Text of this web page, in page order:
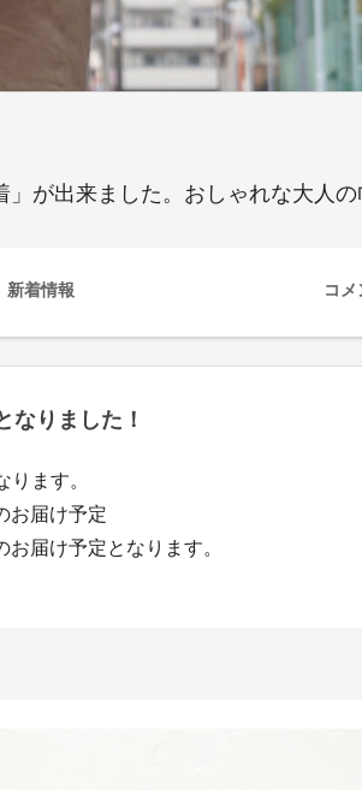
が出来ました。おしゃれな大人
新着情報 コメ
なりました！
ます。
お届け予定
届け予定となります。